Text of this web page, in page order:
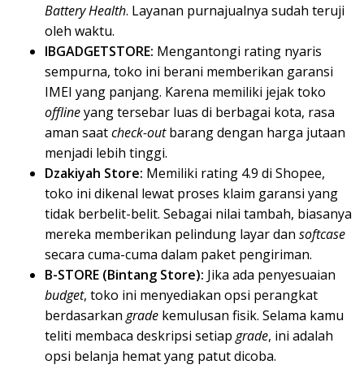
Battery Health. Layanan purnajualnya sudah teruji
oleh waktu.
IBGADGETSTORE: Mengantongi rating nyaris
sempurna, toko ini berani memberikan garansi
IMEI yang panjang. Karena memiliki jejak toko
offlineyang tersebar luas di berbagai kota, rasa
aman saatcheck-outbarang dengan harga jutaan
menjadi lebih tinggi.
Dzakiyah Store: Memiliki rating 4.9 di Shopee,
toko ini dikenal lewat proses klaim garansi yang
tidak berbelit-belit. Sebagai nilai tambah, biasanya
mereka memberikan pelindung layar dan softcase
secara cuma-cuma dalam paket pengiriman.
B-STORE (Bintang Store): Jika ada penyesuaian
budget, toko ini menyediakan opsi perangkat
berdasarkan grade kemulusan fisik. Selama kamu
teliti membaca deskripsi setiap grade, ini adalah
opsi belanja hemat yang patut dicoba.